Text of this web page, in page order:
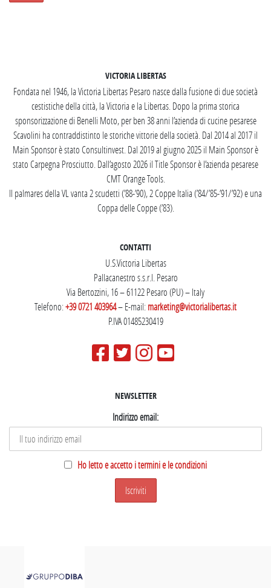
VICTORIA LIBERTAS
Fondata nel 1946, la Victoria Libertas Pesaro nasce dalla fusione di due società
cestistiche della città, la Victoria e la Libertas. Dopo la prima storica
sponsorizzazione di Benelli Moto, per ben 38 anni l’azienda di cucine pesarese
Scavolini ha contraddistinto le storiche vittorie della società. Dal 2014 al 2017 il
Main Sponsor è stato Consultinvest. Dal 2019 al giugno 2025 il Main Sponsor è
stato Carpegna Prosciutto. Dall’agosto 2026 il Title Sponsor è l’azienda pesarese
CMT Orange Tools.
Il palmares della VL vanta 2 scudetti (’88-’90), 2 Coppe Italia (’84/’85-’91/’92) e una
Coppa delle Coppe (’83).
CONTATTI
U.S.Victoria Libertas
Pallacanestro s.s.r.l. Pesaro
Via Bertozzini, 16 – 61122 Pesaro (PU) – Italy
Telefono:+39 0721 403964– E-mail:marketing@victorialibertas.it
P.IVA 01485230419
NEWSLETTER
Indirizzo email:
Ho letto e accetto i termini e le condizioni